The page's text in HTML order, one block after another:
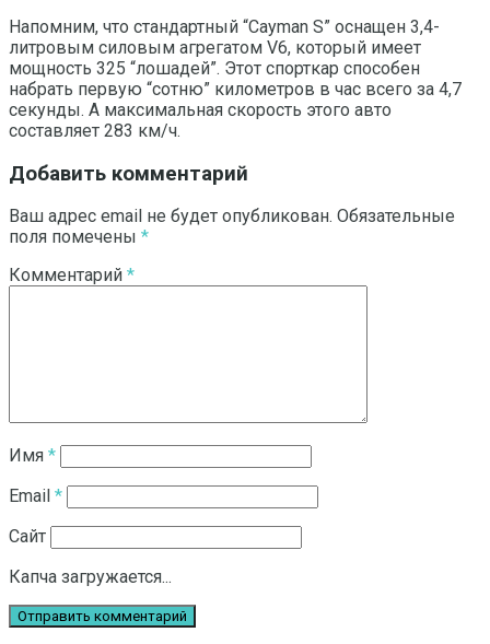
Напомним, что стандартный “Cayman S” оснащен 3,4-
литровым силовым агрегатом V6, который имеет
мощность 325 “лошадей”. Этот спорткар способен
набрать первую “сотню” километров в час всего за 4,7
секунды. А максимальная скорость этого авто
составляет 283 км/ч.
Добавить комментарий
Ваш адрес email не будет опубликован. Обязательные
поля помечены *
Комментарий *
Имя *
Email *
Сайт
Капча загружается...